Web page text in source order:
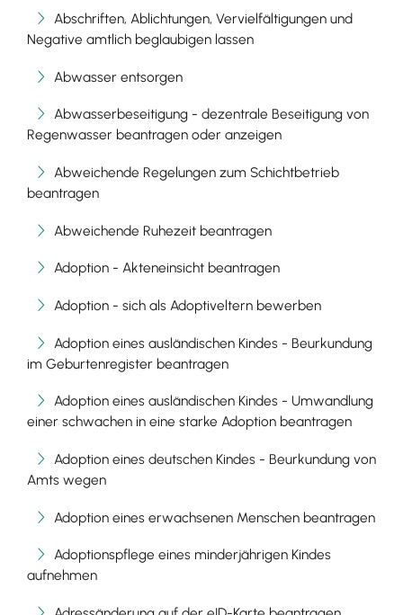
Abschriften, Ablichtungen, Vervielfältigungen und
Negative amtlich beglaubigen lassen
Abwasser entsorgen
Abwasserbeseitigung - dezentrale Beseitigung von
Regenwasser beantragen oder anzeigen
Abweichende Regelungen zum Schichtbetrieb
beantragen
Abweichende Ruhezeit beantragen
Adoption - Akteneinsicht beantragen
Adoption - sich als Adoptiveltern bewerben
Adoption eines ausländischen Kindes - Beurkundung
im Geburtenregister beantragen
Adoption eines ausländischen Kindes - Umwandlung
einer schwachen in eine starke Adoption beantragen
Adoption eines deutschen Kindes - Beurkundung von
Amts wegen
Adoption eines erwachsenen Menschen beantragen
Adoptionspflege eines minderjährigen Kindes
aufnehmen